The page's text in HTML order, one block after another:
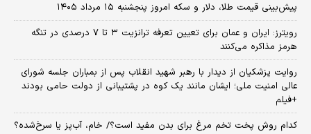
پیش‌بینی قیمت طلا، دلار و سکه امروز پنجشنبه ۱۵ مرداد ۱۴۰۵
رویترز: ایران و عمان برای تعیین تعرفه ترانزیت ۳ تا ۷ درصدی در تنگه
هرمز مذاکره می‌کنند
روایت پزشکیان از دیدار با رهبر شهید انقلاب پس از بمباران جلسه شورای
عالی امنیت ملی؛ ایشان مانند یک کوه در پشتیبانی از دولت حامی بودند
+فیلم
کدام روش پخت تخم مرغ برای بدن مفید است؟/ خام، آب‌پز یا سرخ‌شده؟